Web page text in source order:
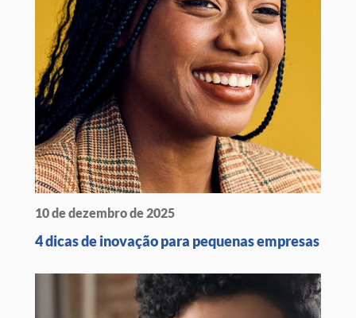
10 de dezembro de 2025
4 dicas de inovação para pequenas empresas